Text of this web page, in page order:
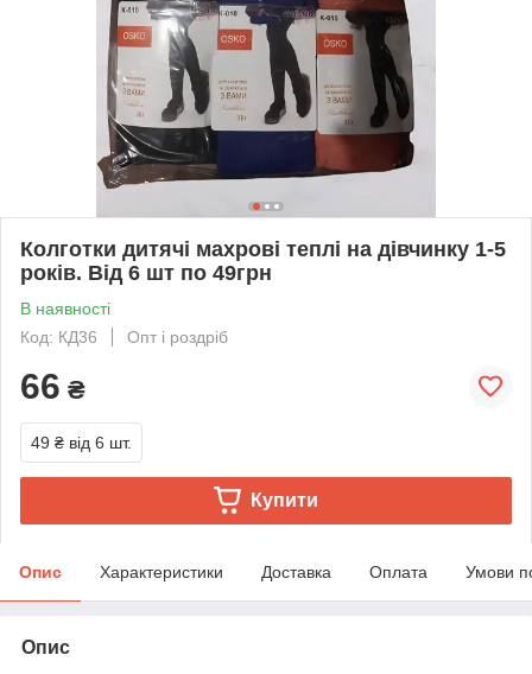
Колготки дитячі махрові теплі на дівчинку 1-5
років. Від 6 шт по 49грн
В наявності
Код: КД36
Опт і роздріб
66 ₴
49 ₴ від 6 шт.
Купити
Опис Характеристики Доставка Оплата Умови
Опис